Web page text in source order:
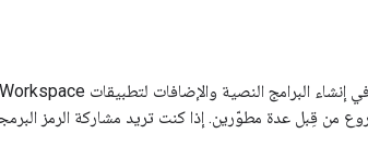
من قِبل عدة مطوّرين. إذا كنت تريد مشاركة الرمز